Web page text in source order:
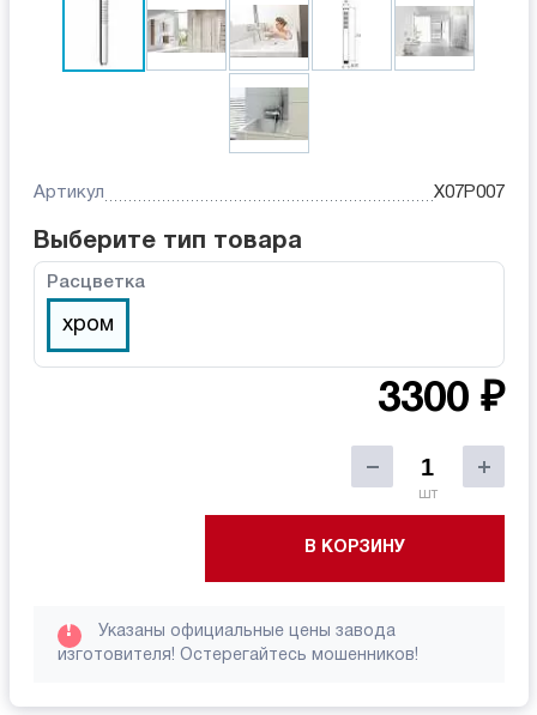
Артикул X07P007
Выберите тип товара
Расцветка
хром
3300 ₽
шт
В КОРЗИНУ
!
Указаны официальные цены завода
изготовителя! Остерегайтесь мошенников!